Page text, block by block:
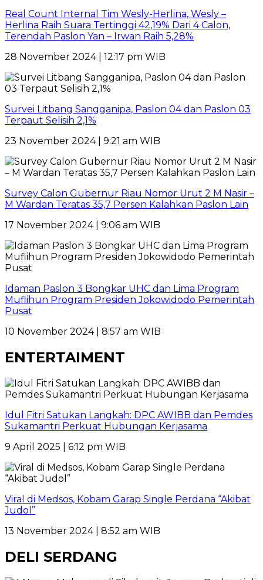
Real Count Internal Tim Wesly-Herlina, Wesly –
Herlina Raih Suara Tertinggi 42,19% Dari 4 Calon,
Terendah Paslon Yan – Irwan Raih 5,28%
28 November 2024 | 12:17 pm WIB
Survei Litbang Sangganipa, Paslon 04 dan Paslon 03
Terpaut Selisih 2,1%
23 November 2024 | 9:21 am WIB
Survey Calon Gubernur Riau Nomor Urut 2 M Nasir –
M Wardan Teratas 35,7 Persen Kalahkan Paslon Lain
17 November 2024 | 9:06 am WIB
Idaman Paslon 3 Bongkar UHC dan Lima Program
Muflihun Program Presiden Jokowidodo Pemerintah
Pusat
10 November 2024 | 8:57 am WIB
ENTERTAIMENT
Idul Fitri Satukan Langkah: DPC AWIBB dan Pemdes
Sukamantri Perkuat Hubungan Kerjasama
9 April 2025 | 6:12 pm WIB
Viral di Medsos, Kobam Garap Single Perdana “Akibat
Judol”
13 November 2024 | 8:52 am WIB
DELI SERDANG